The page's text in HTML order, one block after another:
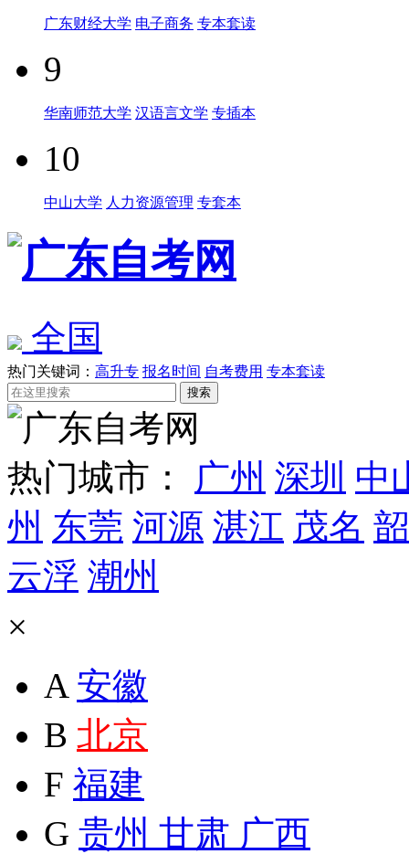
广东财经大学 电子商务 专本套读
9
华南师范大学 汉语言文学 专插本
10
中山大学 人力资源管理 专套本
全国
热门关键词： 高升专 报名时间 自考费用 专本套读
热门城市： 广州 深圳 中
州 东莞 河源 湛江 茂名
云浮 潮州
×
A 安徽
B 北京
F 福建
G 贵州 甘肃 广西